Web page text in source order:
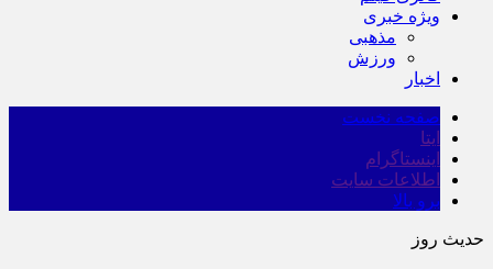
ویژه خبری
مذهبی
ورزش
اخبار
صفحه نخست
ایتا
اینستاگرام
اطلاعات سایت
برو بالا
حدیث روز